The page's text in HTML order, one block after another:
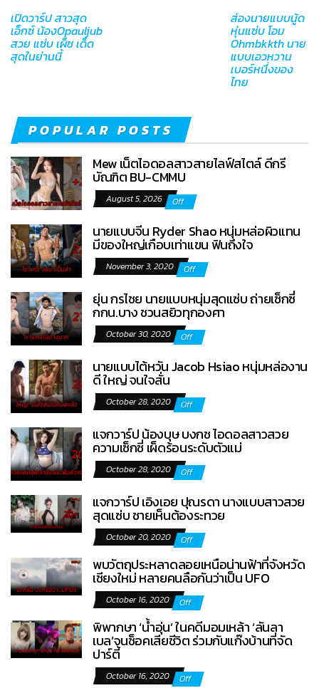
เปิดวาร์ป สาวสุด
เอ็กซ์ น้องOpauljub
สวย แซ่บ เผ็ซ เด็ด
สุดในย่านนี้
ส่องนายแบบนู้ด
หุ่นแซ่บ โอม
Ohmbkkth นาย
แบบเอวหวาน
เบอร์หนึ่งของ
ไทย
POPULAR POSTS
Mew เน็ตไอดอลสาวสายไลฟ์สไตล์ ดีกรี
บัณฑิต BU-CMMU
August 5, 2026 Off
นายแบบจีน Ryder Shao หนุ่มหล่อผิวแทน
มีของใหญ่เกือบเท่าแขน ฟินถึงใจ
November 3, 2020 Off
ยุ่น กรไชย นายแบบหนุ่มสุดแซ่บ ถ่ายเซ็กซี่
กกน.บาง ชวนสยิวทุกองศา
October 30, 2020 Off
นายแบบไต้หวัน Jacob Hsiao หนุ่มหล่องาน
ดี ใหญ่ จนใจสั่น
October 28, 2020 Off
แจกวาร์ป น้องบุษ บงกช ไอดอลสาวสวย
ความเซ็กซี่ เผ็ดร้อนระดับตัวแม่
October 28, 2020 Off
แจกวาร์ป เอิงเอย ปุณรดา นางแบบสาวสวย
สุดแซ่บ ชายเห็นต้องระทวย
October 20, 2020 Off
พบวัตถุประหลาดลอยเหนือน่านฟ้าที่จังหวัด
เชียงใหม่ หลายคนลือกันว่าเป็น UFO
October 16, 2020 Off
พิพากษา ‘น้ำอุ่น’ ในคดีมอมเหล้า ‘ลันลา
เบล’จนช็อคเสียชีวิต ร่วมกับแก๊งบ้านที่จัด
ปาร์ตี้
October 16, 2020 Off